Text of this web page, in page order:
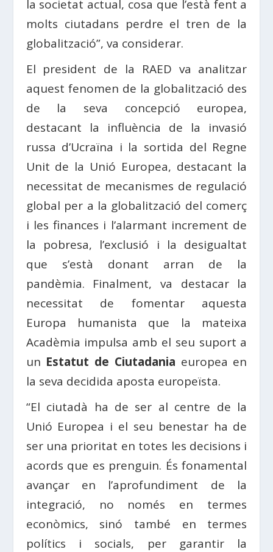
la societat actual, cosa que l’està fent a
molts ciutadans perdre el tren de la
globalització”, va considerar.
El president de la RAED va analitzar
aquest fenomen de la globalització des
de la seva concepció europea,
destacant la influència de la invasió
russa d’Ucraïna i la sortida del Regne
Unit de la Unió Europea, destacant la
necessitat de mecanismes de regulació
global per a la globalització del comerç
i les finances i l’alarmant increment de
la pobresa, l’exclusió i la desigualtat
que s’està donant arran de la
pandèmia. Finalment, va destacar la
necessitat de fomentar aquesta
Europa humanista que la mateixa
Acadèmia impulsa amb el seu suport a
un Estatut de Ciutadania europea en
la seva decidida aposta europeïsta.
“El ciutadà ha de ser al centre de la
Unió Europea i el seu benestar ha de
ser una prioritat en totes les decisions i
acords que es prenguin. És fonamental
avançar en l’aprofundiment de la
integració, no només en termes
econòmics, sinó també en termes
polítics i socials, per garantir la